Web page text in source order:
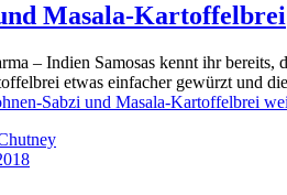
Masala-Kartoffelbrei
– Indien Samosas kennt ihr
etwas einfacher gewürzt und
Sabzi und Masala-Kartoffelbrei